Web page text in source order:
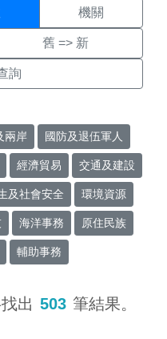
機關
舊 => 新
詢
兩岸 國防及退伍軍人
經濟貿易 交通及建設
及社會安全 環境資源
海洋事務 原住民族
輔助事務
出 503 筆結果。